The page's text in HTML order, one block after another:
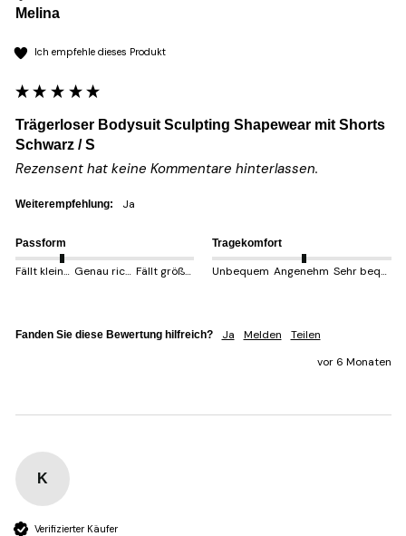
Melina
Ich empfehle dieses Produkt
Trägerloser Bodysuit Sculpting Shapewear mit Shorts
Schwarz / S
Rezensent hat keine Kommentare hinterlassen.
Weiterempfehlung: Ja
Passform
Fällt kleiner aus Genau richtig Fällt größer aus
Tragekomfort
Unbequem Angenehm Sehr bequem
Fanden Sie diese Bewertung hilfreich? Ja Melden
Teilen
vor 6 Monaten
K
Verifizierter Käufer